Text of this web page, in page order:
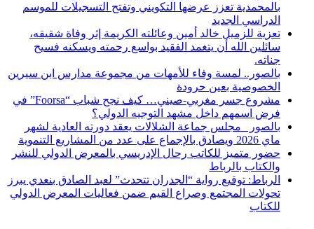
بالمحمدية تعزز عرضها التكويني وتفتح التسجيلات للموسم
الدراسي الجديد
تعزية للزميل خالد أمين وعائلته الكريمة إثر وفاة شقيقه،
سائلين الله أن يتغمد الفقيد بواسع رحمته ويسكنه فسيح
جناته.
بالصور.. لمسة وفاء للأمهات من مجموعة مدارس ابن سيرين
الخصوصية بعين حرودة
مشروع جسر مغربي-صيني… كيف نجح شباب “Foorsa” في
فرض اسمهم داخل مشهد التوجيه الدولي؟
بالصور _مجلس جماعة الشلالات يعقد دورته العادية لشهر
ماي 2026 ويصادق بالإجماع على عدد من المشاريع التنموية
حضور متميز للكاتب رحال الإدريسي بالمعرض الدولي للنشر
والكتاب بالرباط
الرباط: توقيع رواية “الجدران تتحدث” لعبد الصادق بنعدي يبرز
تحولات المجتمع وصراع القيم ضمن فعاليات المعرض الدولي
للكتاب